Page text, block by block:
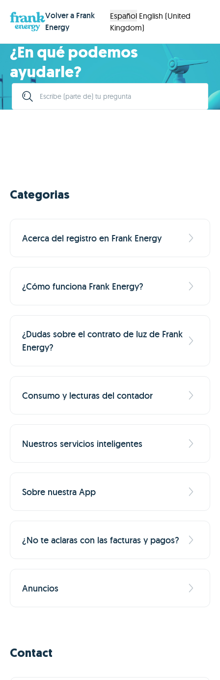
Volver a Frank
Energy
Español English (United
Kingdom)
¿En qué podemos
ayudarle?
Categorias
Acerca del registro en Frank Energy
¿Cómo funciona Frank Energy?
¿Dudas sobre el contrato de luz de Frank
Energy?
Consumo y lecturas del contador
Nuestros servicios inteligentes
Sobre nuestra App
¿No te aclaras con las facturas y pagos?
Anuncios
Contact